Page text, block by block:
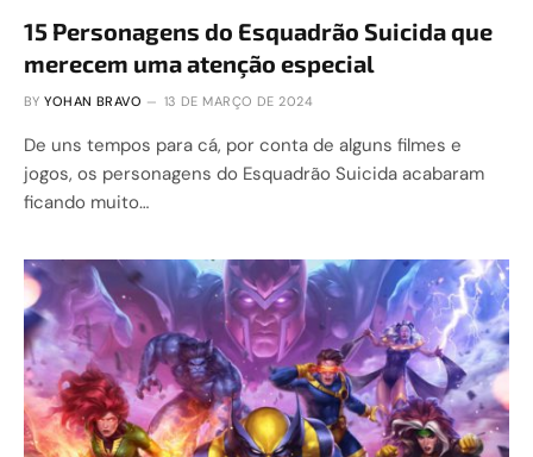
15 Personagens do Esquadrão Suicida que
merecem uma atenção especial
BY YOHAN BRAVO 13 DE MARÇO DE 2024
De uns tempos para cá, por conta de alguns filmes e
jogos, os personagens do Esquadrão Suicida acabaram
ficando muito…